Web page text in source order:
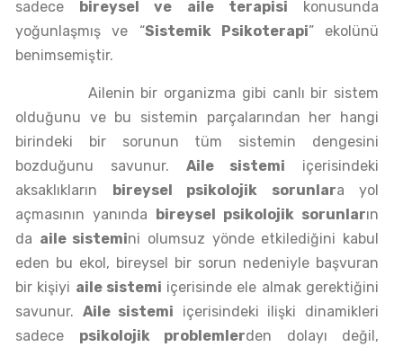
sadece bireysel ve aile terapisi konusunda
yoğunlaşmış ve “Sistemik Psikoterapi” ekolünü
benimsemiştir.
Ailenin bir organizma gibi canlı bir sistem
olduğunu ve bu sistemin parçalarından her hangi
birindeki bir sorunun tüm sistemin dengesini
bozduğunu savunur. Aile sistemi içerisindeki
aksaklıkların bireysel psikolojik sorunlara yol
açmasının yanında bireysel psikolojik sorunların
da aile sistemini olumsuz yönde etkilediğini kabul
eden bu ekol, bireysel bir sorun nedeniyle başvuran
bir kişiyi aile sistemi içerisinde ele almak gerektiğini
savunur. Aile sistemi içerisindeki ilişki dinamikleri
sadece psikolojik problemlerden dolayı değil,